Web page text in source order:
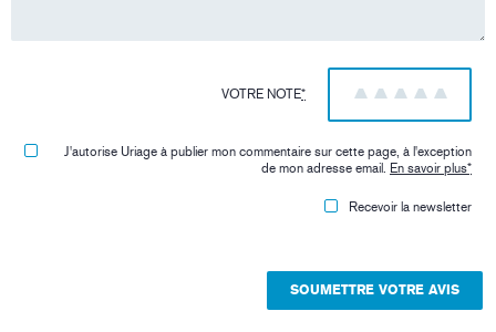
VOTRE NOTE* 5
4
3
2
1
J'autorise Uriage à publier mon commentaire sur cette page, à l'exception
de mon adresse email. En savoir plus*
Recevoir la newsletter